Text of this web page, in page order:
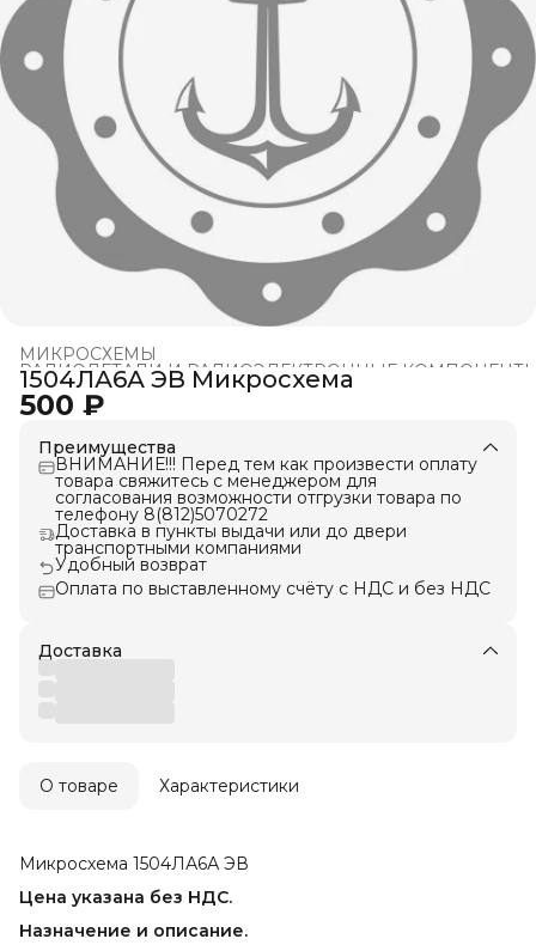
МИКРОСХЕМЫ
РАДИОДЕТАЛИ И РАДИОЭЛЕКТРОННЫЕ
Главная ›
1504ЛА6А ЭВ Микросхема
500 ₽
Преимущества
ВНИМАНИЕ!!! Перед тем как произвести оплату
товара свяжитесь с менеджером для
согласования возможности отгрузки товара по
телефону 8(812)5070272
Доставка в пункты выдачи или до двери
транспортными компаниями
Удобный возврат
Оплата по выставленному счёту с НДС и без НДС
Доставка
О товаре Характеристики
Микросхема 1504ЛА6А ЭВ
Цена указана без НДС.
Назначение и описание.